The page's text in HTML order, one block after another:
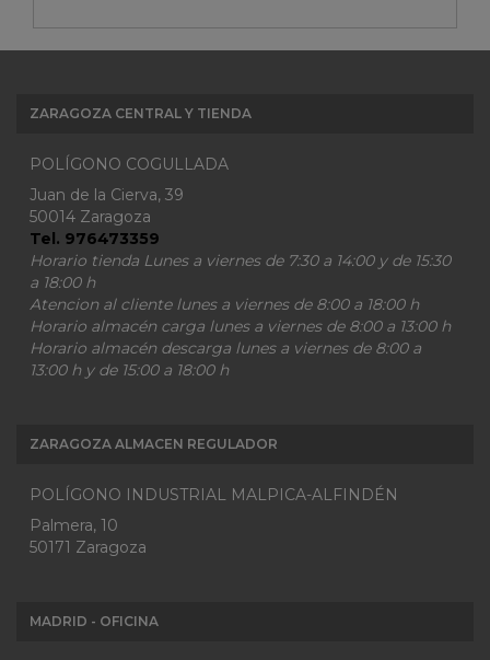
ZARAGOZA CENTRAL Y TIENDA
POLÍGONO COGULLADA
Juan de la Cierva, 39
50014 Zaragoza
Tel. 976473359
Horario tienda Lunes a viernes de 7:30 a 14:00 y de 15:30
a 18:00 h
Atencion al cliente lunes a viernes de 8:00 a 18:00 h
Horario almacén carga lunes a viernes de 8:00 a 13:00 h
Horario almacén descarga lunes a viernes de 8:00 a
13:00 h y de 15:00 a 18:00 h
ZARAGOZA ALMACEN REGULADOR
POLÍGONO INDUSTRIAL MALPICA-ALFINDÉN
Palmera, 10
50171 Zaragoza
MADRID - OFICINA